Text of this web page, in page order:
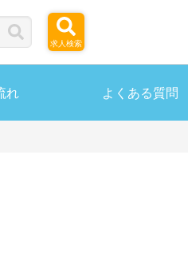
求人検索
れ よくある質問